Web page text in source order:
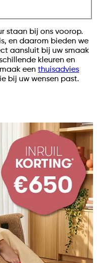
staan bij ons voorop.
en daarom bieden we
aansluit bij uw smaak
kleuren en
een thuisadvies
bij uw wensen past.